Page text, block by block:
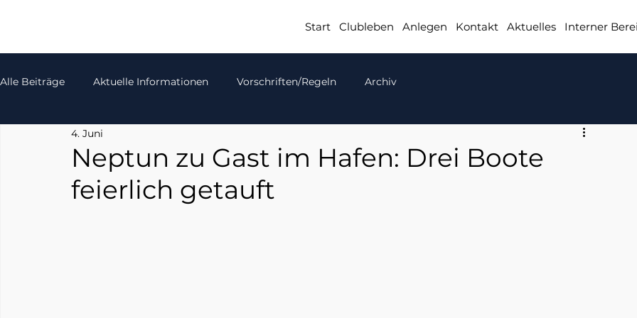
Start Clubleben Anlegen Kontakt Aktuelles Interner
Alle Beiträge Aktuelle Informationen Vorschriften/Regeln Archiv
Neptun zu Gast im Hafen: Drei Boote
feierlich getauft
4. Juni